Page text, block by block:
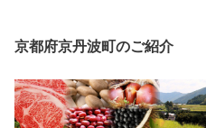
京都府京丹波町のご紹介